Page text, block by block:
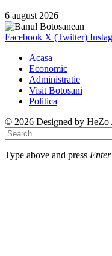
6 august 2026
Facebook X (Twitter)
Acasa
Economic
Administratie
Visit Botosani
Politica
© 2026 Designed by HeZo
Type above and press Enter